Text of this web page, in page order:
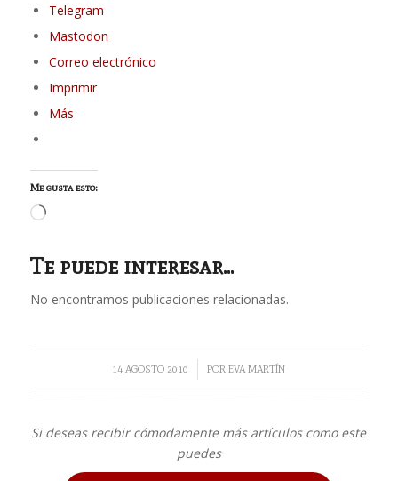
Telegram
Mastodon
Correo electrónico
Imprimir
Más
Me gusta esto:
Cargando...
Te puede interesar...
No encontramos publicaciones relacionadas.
14 AGOSTO 2010
/ POREVA MARTÍN
Si deseas recibir cómodamente más artículos como este
puedes